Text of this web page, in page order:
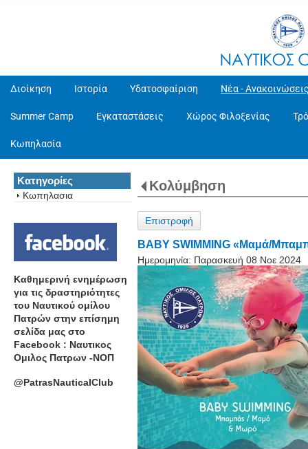
Διοίκηση Ιστορία Υδατοσφαίριση Νέα -
Summer Camp Εγκαταστάσεις Χώρος Φιλοξενίας
Κωπηλασία
Κατηγορίες
Κωπηλασια
Καθημερινή ενημέρωση
για τις δραστηριότητες
του Ναυτικού ομίλου
Πατρών στην επίσημη
σελίδα μας στο
Facebook : Ναυτικος
Ομιλος Πατρων -ΝΟΠ
@PatrasNauticalClub
Κολύμβηση
Επιστροφή
BABY SWIMMING «Μαμά/
Ημερομηνία: Παρασκευή 08 Νοε 2024